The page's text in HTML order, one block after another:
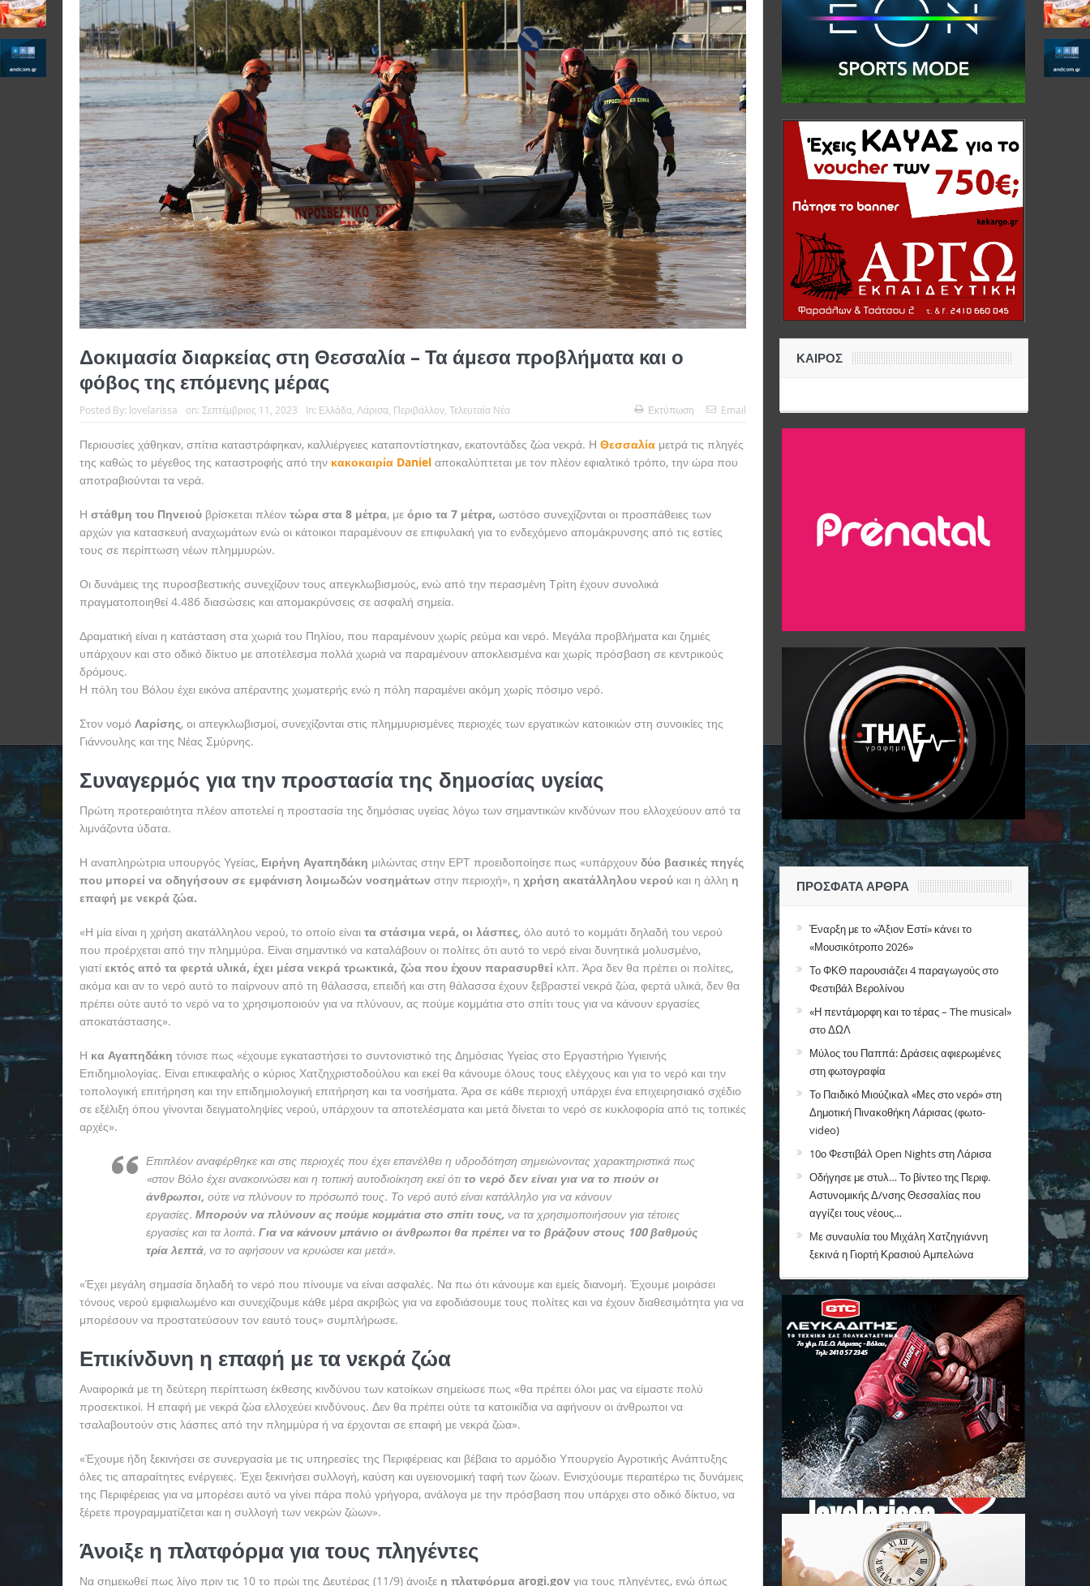
Δοκιμασία διαρκείας στη Θεσσαλία – Τα άμεσα προβλήματα και ο
φόβος της επόμενης μέρας
Posted By: lovelarissa on: Σεπτέμβριος 11, 2023 In: Ελλάδα, Λάρισα, Περιβάλλον, Τελευταία Νέα Εκτύπωση Email
Περιουσίες χάθηκαν, σπίτια καταστράφηκαν, καλλιέργειες καταποντίστηκαν, εκατοντάδες ζώα νεκρά. Η Θεσσαλία μετρά τις πληγές
της καθώς το μέγεθος της καταστροφής από την κακοκαιρία Danielαποκαλύπτεται με τον πλέον εφιαλτικό τρόπο, την ώρα που
αποτραβιούνται τα νερά.
Η στάθμη του Πηνειούβρίσκεται πλέον τώρα στα 8 μέτρα, με όριο τα 7 μέτρα, ωστόσο συνεχίζονται οι προσπάθειες των
αρχών για κατασκευή αναχωμάτων ενώ οι κάτοικοι παραμένουν σε επιφυλακή για το ενδεχόμενο απομάκρυνσης από τις εστίες
τους σε περίπτωση νέων πλημμυρών.
Οι δυνάμεις της πυροσβεστικής συνεχίζουν τους απεγκλωβισμούς, ενώ από την περασμένη Τρίτη έχουν συνολικά
πραγματοποιηθεί 4.486 διασώσεις και απομακρύνσεις σε ασφαλή σημεία.
Δραματική είναι η κατάσταση στα χωριά του Πηλίου, που παραμένουν χωρίς ρεύμα και νερό. Μεγάλα προβλήματα και ζημιές
υπάρχουν και στο οδικό δίκτυο με αποτέλεσμα πολλά χωριά να παραμένουν αποκλεισμένα και χωρίς πρόσβαση σε κεντρικούς
δρόμους.
Η πόλη του Βόλου έχει εικόνα απέραντης χωματερής ενώ η πόλη παραμένει ακόμη χωρίς πόσιμο νερό.
Στον νομό Λαρίσης, οι απεγκλωβισμοί, συνεχίζονται στις πλημμυρισμένες περιοχές των εργατικών κατοικιών στη συνοικίες της
Γιάννουλης και της Νέας Σμύρνης.
Συναγερμός για την προστασία της δημοσίας υγείας
Πρώτη προτεραιότητα πλέον αποτελεί η προστασία της δημόσιας υγείας λόγω των σημαντικών κινδύνων που ελλοχεύουν από τα
λιμνάζοντα ύδατα.
Η αναπληρώτρια υπουργός Υγείας, Ειρήνη Αγαπηδάκη μιλώντας στην ΕΡΤ προειδοποίησε πως «υπάρχουν δύο βασικές πηγές
που μπορεί να οδηγήσουν σε εμφάνιση λοιμωδών νοσημάτων στην περιοχή», η χρήση ακατάλληλου νερούκαι η άλλη η
επαφή με νεκρά ζώα.
«Η μία είναι η χρήση ακατάλληλου νερού, το οποίο είναι τα στάσιμα νερά, οι λάσπες, όλο αυτό το κομμάτι δηλαδή του νερού
που προέρχεται από την πλημμύρα. Είναι σημαντικό να καταλάβουν οι πολίτες ότι αυτό το νερό είναι δυνητικά μολυσμένο,
γιατί εκτός από τα φερτά υλικά, έχει μέσα νεκρά τρωκτικά, ζώα που έχουν παρασυρθεί κλπ. Άρα δεν θα πρέπει οι πολίτες,
ακόμα και αν το νερό αυτό το παίρνουν από τη θάλασσα, επειδή και στη θάλασσα έχουν ξεβραστεί νεκρά ζώα, φερτά υλικά, δεν θα
πρέπει ούτε αυτό το νερό να το χρησιμοποιούν για να πλύνουν, ας πούμε κομμάτια στο σπίτι τους για να κάνουν εργασίες
αποκατάστασης».
Η κα Αγαπηδάκη τόνισε πως «έχουμε εγκαταστήσει το συντονιστικό της Δημόσιας Υγείας στο Εργαστήριο Υγιεινής
Επιδημιολογίας. Είναι επικεφαλής ο κύριος Χατζηχριστοδούλου και εκεί θα κάνουμε όλους τους ελέγχους και για το νερό και την
τοπολογική επιτήρηση και την επιδημιολογική επιτήρηση και τα νοσήματα. Άρα σε κάθε περιοχή υπάρχει ένα επιχειρησιακό σχέδιο
σε εξέλιξη όπου γίνονται δειγματοληψίες νερού, υπάρχουν τα αποτελέσματα και μετά δίνεται το νερό σε κυκλοφορία από τις τοπικές
αρχές».
Επιπλέον αναφέρθηκε και στις περιοχές που έχει επανέλθει η υδροδότηση σημειώνοντας χαρακτηριστικά πως
«στον Βόλο έχει ανακοινώσει και η τοπική αυτοδιοίκηση εκεί ότι το νερό δεν είναι για να το πιούν οι
άνθρωποι, ούτε να πλύνουν το πρόσωπό τους. Το νερό αυτό είναι κατάλληλο για να κάνουν
εργασίες. Μπορούν να πλύνουν ας πούμε κομμάτια στο σπίτι τους, να τα χρησιμοποιήσουν για τέτοιες
εργασίες και τα λοιπά. Για να κάνουν μπάνιο οι άνθρωποι θα πρέπει να το βράζουν στους 100 βαθμούς
τρία λεπτά, να το αφήσουν να κρυώσει και μετά».
«Έχει μεγάλη σημασία δηλαδή το νερό που πίνουμε να είναι ασφαλές. Να πω ότι κάνουμε και εμείς διανομή. Έχουμε μοιράσει
τόνους νερού εμφιαλωμένο και συνεχίζουμε κάθε μέρα ακριβώς για να εφοδιάσουμε τους πολίτες και να έχουν διαθεσιμότητα για να
μπορέσουν να προστατεύσουν τον εαυτό τους» συμπλήρωσε.
Επικίνδυνη η επαφή με τα νεκρά ζώα
Αναφορικά με τη δεύτερη περίπτωση έκθεσης κινδύνου των κατοίκων σημείωσε πως «θα πρέπει όλοι μας να είμαστε πολύ
προσεκτικοί. Η επαφή με νεκρά ζώα ελλοχεύει κινδύνους. Δεν θα πρέπει ούτε τα κατοικίδια να αφήνουν οι άνθρωποι να
τσαλαβουτούν στις λάσπες από την πλημμύρα ή να έρχονται σε επαφή με νεκρά ζώα».
«Έχουμε ήδη ξεκινήσει σε συνεργασία με τις υπηρεσίες της Περιφέρειας και βέβαια το αρμόδιο Υπουργείο Αγροτικής Ανάπτυξης
όλες τις απαραίτητες ενέργειες. Έχει ξεκινήσει συλλογή, καύση και υγειονομική ταφή των ζώων. Ενισχύουμε περαιτέρω τις δυνάμεις
της Περιφέρειας για να μπορέσει αυτό να γίνει πάρα πολύ γρήγορα, ανάλογα με την πρόσβαση που υπάρχει στο οδικό δίκτυο, να
ξέρετε προγραμματίζεται και η συλλογή των νεκρών ζώων».
Άνοιξε η πλατφόρμα για τους πληγέντες
Να σημειωθεί πως λίγο πριν τις 10 το πρώι της Δευτέρας (11/9) άνοιξε η πλατφόρμα arogi.gov για τους πληγέντες, ενώ όπως
ΚΑΙΡΟΣ
ΠΡΌΣΦΑΤΑ ΆΡΘΡΑ
Έναρξη με το «Άξιον Εστί» κάνει το
«Μουσικότροπο 2026»
Το ΦΚΘ παρουσιάζει 4 παραγωγούς στο
Φεστιβάλ Βερολίνου
«Η πεντάμορφη και το τέρας – The musical»
στο ΔΩΛ
Μύλος του Παππά: Δράσεις αφιερωμένες
στη φωτογραφία
Το Παιδικό Μιούζικαλ «Μες στο νερό» στη
Δημοτική Πινακοθήκη Λάρισας (φωτο-
video)
10ο Φεστιβάλ Open Nights στη Λάρισα
Οδήγησε με στυλ… Το βίντεο της Περιφ.
Αστυνομικής Δ/νσης Θεσσαλίας που
αγγίζει τους νέους…
Με συναυλία του Μιχάλη Χατζηγιάννη
ξεκινά η Γιορτή Κρασιού Αμπελώνα